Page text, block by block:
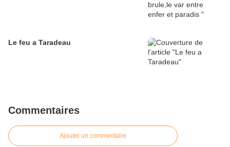
Le feu a Taradeau
Commentaires
Ajouter un commentaire